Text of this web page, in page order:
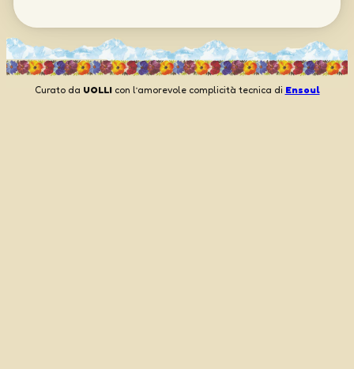
Curato da UOLLIcon l’amorevole complicità tecnica di Ensoul